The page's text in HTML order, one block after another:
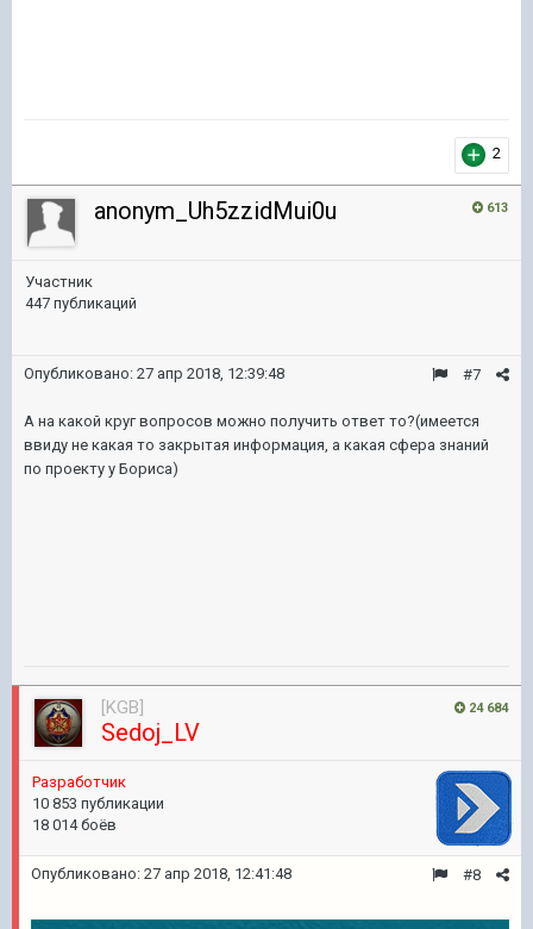
2
613
anonym_Uh5zzidMui0u
Участник
447 публикаций
#7
Опубликовано: 27 апр 2018, 12:39:48
А на какой круг вопросов можно получить ответ то?(имеется
ввиду не какая то закрытая информация, а какая сфера знаний
по проекту у Бориса)
24 684
[KGB]
Sedoj_LV
Pазработчик
10 853 публикации
18 014 боёв
#8
Опубликовано: 27 апр 2018, 12:41:48